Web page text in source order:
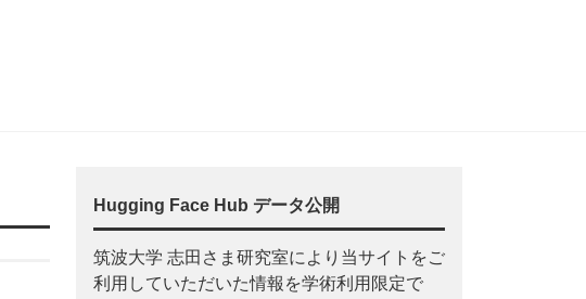
Hugging Face Hub データ公開
筑波大学 志田さま研究室により当サイトをご
利用していただいた情報を学術利用限定で